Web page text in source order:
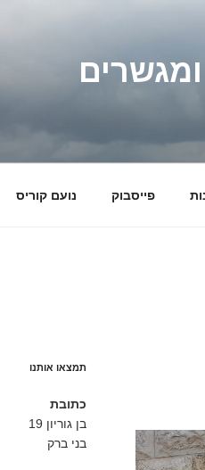
ומגשרים
פייסבוק נועם קוריס
תמצאו אותנו
כתובת
בן גוריון 19
בני ברק